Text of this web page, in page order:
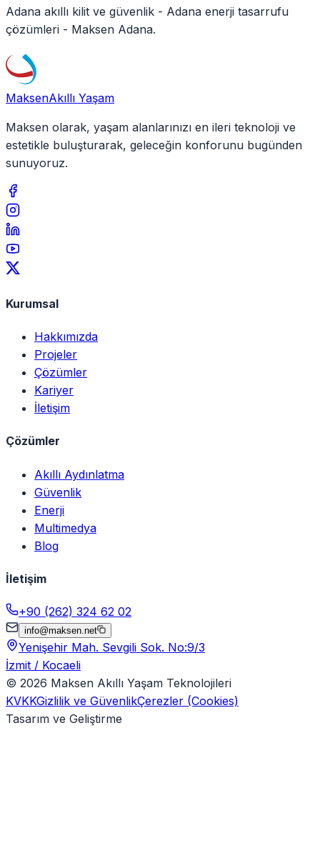
Adana akıllı kilit ve güvenlik - Adana enerji tasarrufu
çözümleri - Maksen Adana.
MaksenAkıllı Yaşam
Maksen olarak, yaşam alanlarınızı en ileri teknoloji ve
estetikle buluşturarak, geleceğin konforunu bugünden
sunuyoruz.
Kurumsal
Hakkımızda
Projeler
Çözümler
Kariyer
İletişim
Çözümler
Akıllı Aydınlatma
Güvenlik
Enerji
Multimedya
Blog
İletişim
+90 (262) 324 62 02
info@maksen.net
Yenişehir Mah. Sevgili Sok. No:9/3
İzmit / Kocaeli
© 2026 Maksen Akıllı Yaşam Teknolojileri
KVKKGizlilik ve GüvenlikÇerezler (Cookies)
Tasarım ve Geliştirme